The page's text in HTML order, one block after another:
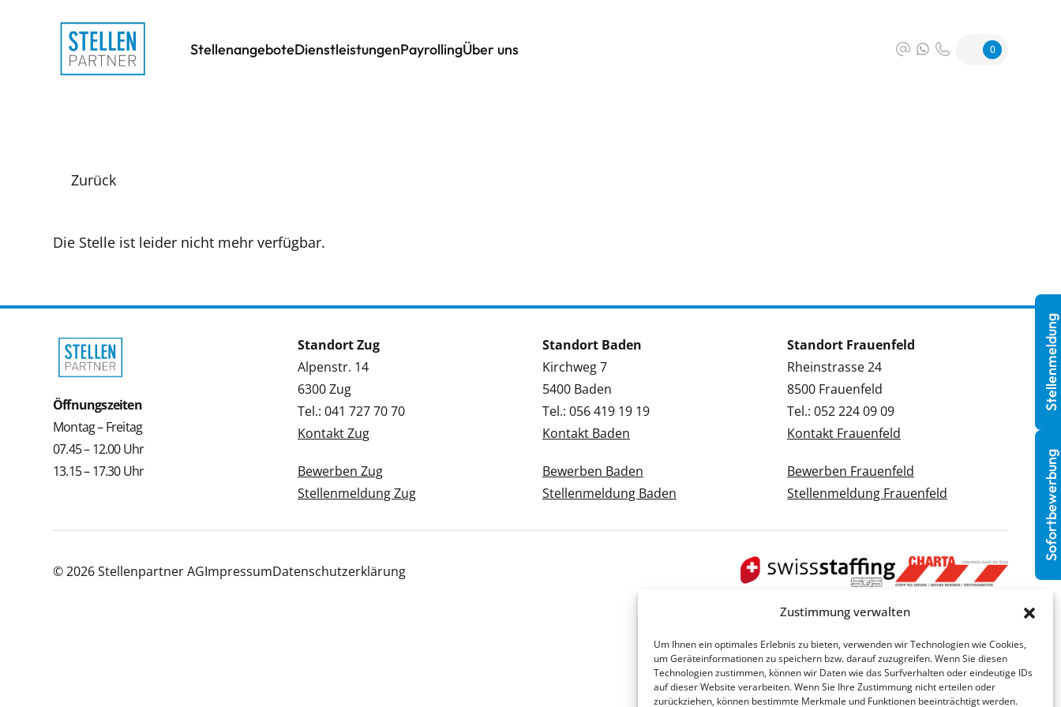
Zustimmung verwalten
Um Ihnen ein optimales Erlebnis zu bieten, verwenden wir Technologien wie Cookies,
um Geräteinformationen zu speichern bzw. darauf zuzugreifen. Wenn Sie diesen
Technologien zustimmen, können wir Daten wie das Surfverhalten oder eindeutige IDs
auf dieser Website verarbeiten. Wenn Sie Ihre Zustimmung nicht erteilen oder
zurückziehen, können bestimmte Merkmale und Funktionen beeinträchtigt werden.
StellenangeboteDienstleistungenPayrollingÜber uns 0
Zurück
Die Stelle ist leider nicht mehr verfügbar.
Öffnungszeiten
Montag – Freitag
07.45 – 12.00 Uhr
13.15 – 17.30 Uhr
Standort Zug
Alpenstr. 14
6300 Zug
Tel.: 041 727 70 70
Kontakt Zug
Bewerben Zug
Stellenmeldung Zug
Standort Baden
Kirchweg 7
5400 Baden
Tel.: 056 419 19 19
Kontakt Baden
Bewerben Baden
Stellenmeldung Baden
Standort Frauenfeld
Rheinstrasse 24
8500 Frauenfeld
Tel.: 052 224 09 09
Kontakt Frauenfeld
Bewerben Frauenfeld
Stellenmeldung Frauenfeld
© 2026 Stellenpartner AGImpressumDatenschutzerklärung
Sofortbewerbung
Stellenmeldung